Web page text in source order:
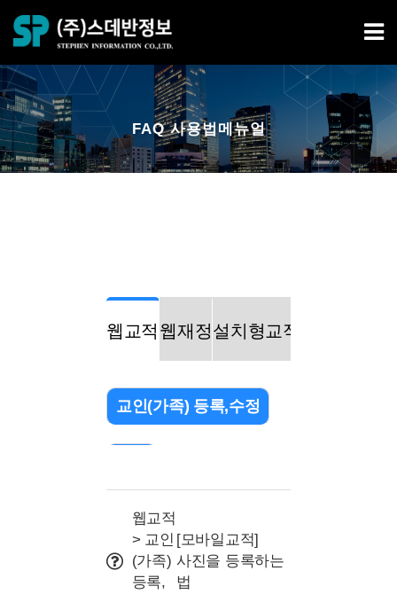
FAQ 사용법메뉴얼
웹교적 웹재정설치형교적
교인(가족) 등록,수정
출석 관리(QR/바코드)
조직(교구or부서) 설정
웹교적
> 교인
(가족)
등록,
[모바일교적]
사진을 등록하는
법